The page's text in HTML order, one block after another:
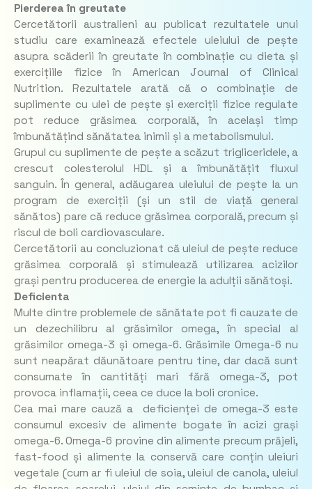
Pierderea în greutate
Cercetătorii australieni au publicat rezultatele unui
studiu care examinează efectele uleiului de pește
asupra scăderii în greutate în combinație cu dieta și
exercițiile fizice în American Journal of Clinical
Nutrition. Rezultatele arată că o combinație de
suplimente cu ulei de pește și exerciții fizice regulate
pot reduce grăsimea corporală, în același timp
îmbunătățind sănătatea inimii și a metabolismului.
Grupul cu suplimente de pește a scăzut trigliceridele, a
crescut colesterolul HDL și a îmbunătățit fluxul
sanguin. În general, adăugarea uleiului de pește la un
program de exerciții (și un stil de viață general
sănătos) pare că reduce grăsimea corporală, precum și
riscul de boli cardiovasculare.
Cercetătorii au concluzionat că uleiul de pește reduce
grăsimea corporală și stimulează utilizarea acizilor
grași pentru producerea de energie la adulții sănătoși.
Deficienta
Multe dintre problemele de sănătate pot fi cauzate de
un dezechilibru al grăsimilor omega, în special al
grăsimilor omega-3 și omega-6. Grăsimile Omega-6 nu
sunt neapărat dăunătoare pentru tine, dar dacă sunt
consumate în cantități mari fără omega-3, pot
provoca inflamații, ceea ce duce la boli cronice.
Cea mai mare cauză a deficienței de omega-3 este
consumul excesiv de alimente bogate în acizi grași
omega-6. Omega-6 provine din alimente precum prăjeli,
fast-food și alimente la conservă care conțin uleiuri
vegetale (cum ar fi uleiul de soia, uleiul de canola, uleiul